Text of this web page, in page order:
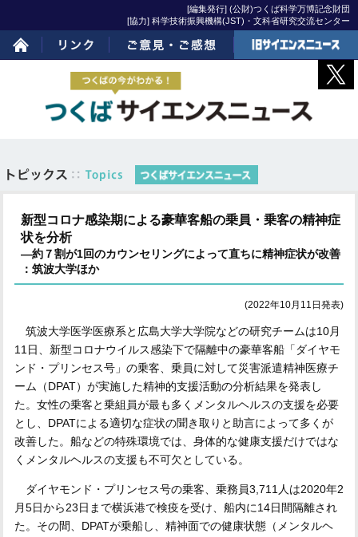
[編集発行] (公財)つくば科学万博記念財団
[協力] 科学技術振興機構(JST)・文科省研究交流センター
ホーム リンク ご意見・ご感想
旧サイエンスニュー
新型コロナ感染期による豪華客船の乗員・乗客の精神症
状を分析
―約７割が1回のカウンセリングによって直ちに精神症状が改善
：筑波大学ほか
(2022年10月11日発表)
筑波大学医学医療系と広島大学大学院などの研究チームは10月
11日、新型コロナウイルス感染下で隔離中の豪華客船「ダイヤモ
ンド・プリンセス号」の乗客、乗員に対して災害派遣精神医療チ
ーム（DPAT）が実施した精神的支援活動の分析結果を発表し
た。女性の乗客と乗組員が最も多くメンタルヘルスの支援を必要
とし、DPATによる適切な症状の聞き取りと助言によって多くが
改善した。船などの特殊環境では、身体的な健康支援だけではな
くメンタルヘルスの支援も不可欠としている。
ダイヤモンド・プリンセス号の乗客、乗務員3,711人は2020年2
月5日から23日まで横浜港で検疫を受け、船内に14日間隔離され
た。その間、DPATが乗船し、精神面での健康状態（メンタルヘ